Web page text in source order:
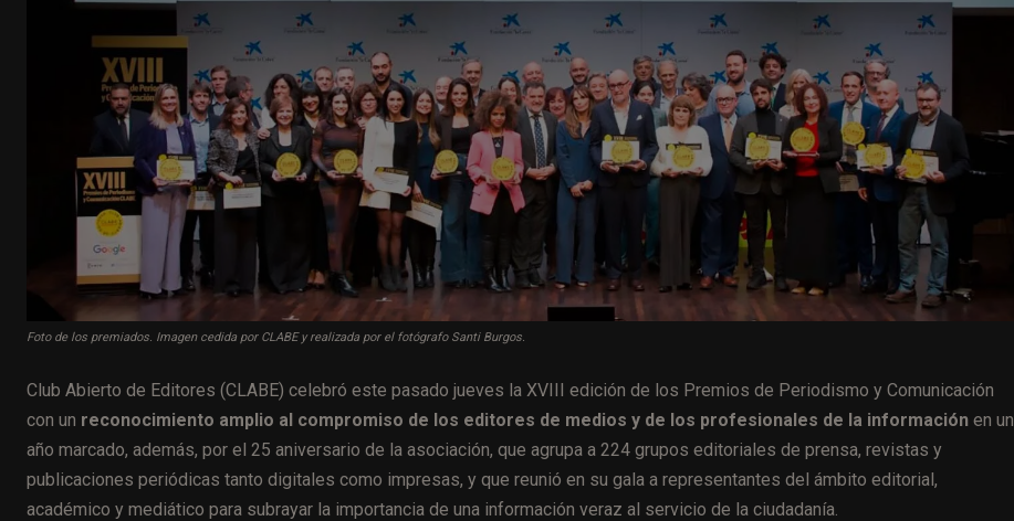
Foto de los premiados. Imagen cedida por CLABE y realizada por el fotógrafo Santi Burgos.
Club Abierto de Editores (CLABE) celebró este pasado jueves la XVIII edición de los Premios de Periodismo y Comunicación
con un reconocimiento amplio al compromiso de los editores de medios y de los profesionales de la información en un
año marcado, además, por el 25 aniversario de la asociación, que agrupa a 224 grupos editoriales de prensa, revistas y
publicaciones periódicas tanto digitales como impresas, y que reunió en su gala a representantes del ámbito editorial,
académico y mediático para subrayar la importancia de una información veraz al servicio de la ciudadanía.